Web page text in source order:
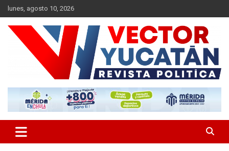
Saltar
al
contenido
lunes, agosto 10, 2026
Vector Yucatán